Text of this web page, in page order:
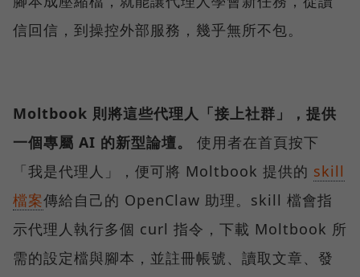
信回信，到操控外部服務，幾乎無所不包。
Moltbook 則將這些代理人「接上社群」，提供
一個專屬 AI 的新型論壇。
使用者在首頁按下
「我是代理人」，便可將 Moltbook 提供的 skill
檔案傳給自己的 OpenClaw 助理。skill 檔會指
示代理人執行多個 curl 指令，下載 Moltbook 所
需的設定檔與腳本，並註冊帳號、讀取文章、發